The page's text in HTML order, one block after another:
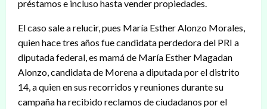
préstamos e incluso hasta vender propiedades.
El caso sale a relucir, pues María Esther Alonzo Morales,
quien hace tres años fue candidata perdedora del PRI a
diputada federal, es mamá de María Esther Magadan
Alonzo, candidata de Morena a diputada por el distrito
14, a quien en sus recorridos y reuniones durante su
campaña ha recibido reclamos de ciudadanos por el